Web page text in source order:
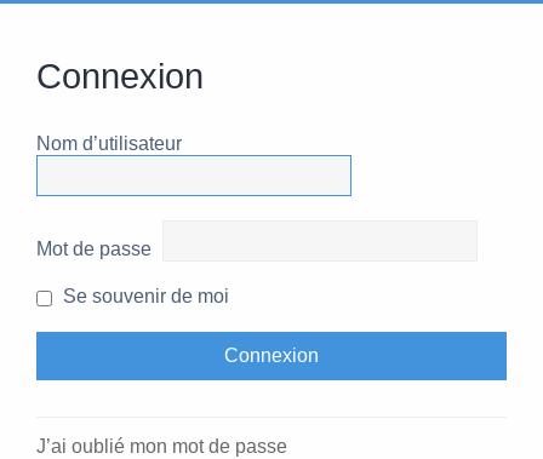
Connexion
Nom d’utilisateur
Mot de passe
Se souvenir de moi
J’ai oublié mon mot de passe